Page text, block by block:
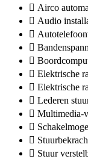
Airco
Audio
Elektrische
Elektrische
Lederen
Multimedia-
Stuur